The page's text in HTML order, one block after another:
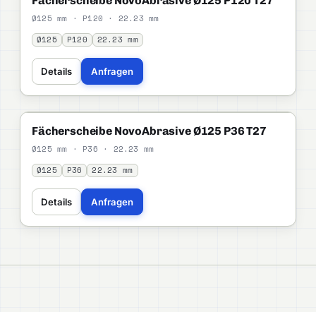
Ø125 mm · P120 · 22.23 mm
Ø125 P120 22.23 mm
Details Anfragen
STANDARD NOVOABRASIVE
Fächerscheibe NovoAbrasive Ø125 P36 T27
Ø125 mm · P36 · 22.23 mm
Ø125 P36 22.23 mm
Details Anfragen